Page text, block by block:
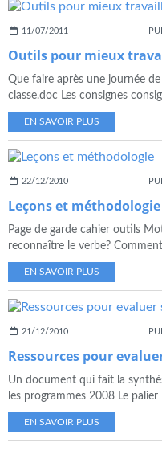
11/07/2011
Outils pour mieux
Que faire après une journée
classe.doc Les consignes
EN SAVOIR PLUS
22/12/2010
Leçons et méthodologie
Page de garde cahier outils
reconnaître le verbe?
EN SAVOIR PLUS
21/12/2010
Ressources pour
Un document qui fait la
les programmes 2008 Le
EN SAVOIR PLUS